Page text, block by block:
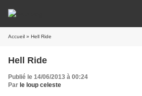
Accueil » Hell Ride
Hell Ride
Publié le 14/06/2013 à 00:24
Par le loup celeste